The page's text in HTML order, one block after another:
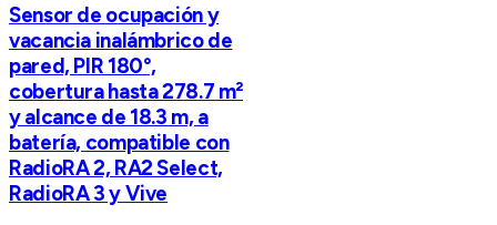
Sensor de ocupación y
vacancia inalámbrico de
pared, PIR 180°,
cobertura hasta 278.7 m²
y alcance de 18.3 m, a
batería, compatible con
RadioRA 2, RA2 Select,
RadioRA 3 y Vive